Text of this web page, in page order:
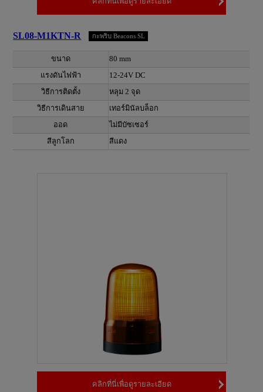
SL08-M1KTN-R กะพริบ Beacons SL
ขนาด
80 mm
แรงดันไฟฟ้า
12-24V DC
วิธีการติดตั้ง
หลุม 2 จุด
วิธีการเดินสาย
เทอร์มินัลบล็อก
ออด
ไม่มีบัซเซอร์
สีลูกโลก
สีแดง
คลิกที่นี่เพื่อดูรายละเอียด